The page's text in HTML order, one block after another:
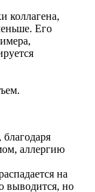
коллагена,
Его
аллергию
на
выводится, но